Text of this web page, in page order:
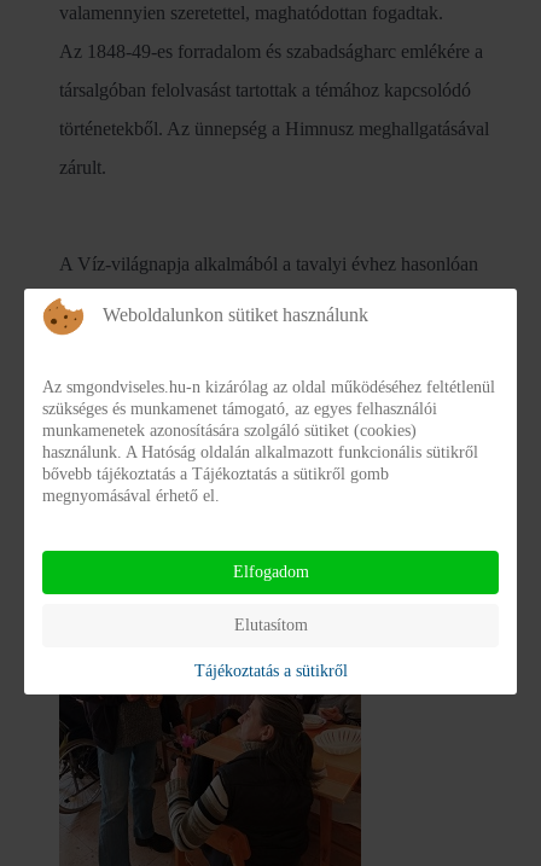
valamennyien szeretettel, maghatódottan fogadtak.
Az 1848-49-es forradalom és szabadságharc emlékére a
társalgóban felolvasást tartottak a témához kapcsolódó
történetekből. Az ünnepség a Himnusz meghallgatásával
zárult.
A Víz-világnapja alkalmából a tavalyi évhez hasonlóan
megrendezésre került a „Víz-kvíz” elnevezésű program,
ahol a csapatok a vízzel történő takarékoskodás, vízi-
élővilág témakörökben, valamint játékos ügyességi
feladatokban mérhették össze tudásukat. A vetélkedő
valamennyi résztvevője jutalomban részesült.
Weboldalunkon sütiket használunk
Az smgondviseles.hu-n kizárólag az oldal működéséhez feltétlenül
szükséges és munkamenet támogató, az egyes felhasználói
munkamenetek azonosítására szolgáló sütiket (cookies)
használunk. A Hatóság oldalán alkalmazott funkcionális sütikről
bővebb tájékoztatás a Tájékoztatás a sütikről gomb
megnyomásával érhető el.
Elfogadom
Elutasítom
Tájékoztatás a sütikről